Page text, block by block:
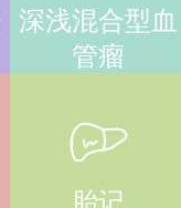
深浅混合型血
管瘤